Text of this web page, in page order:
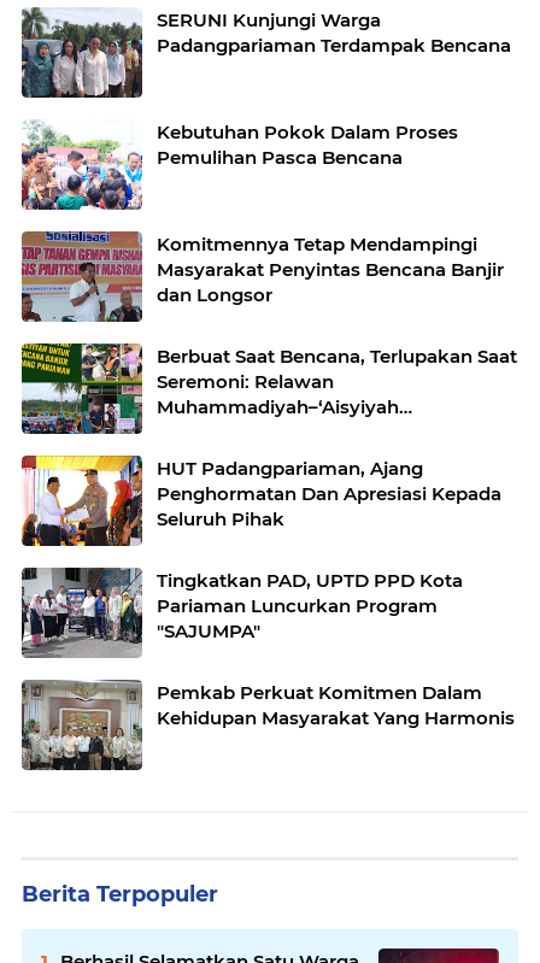
SERUNI Kunjungi Warga
Padangpariaman Terdampak Bencana
Kebutuhan Pokok Dalam Proses
Pemulihan Pasca Bencana
Komitmennya Tetap Mendampingi
Masyarakat Penyintas Bencana Banjir
dan Longsor
Berbuat Saat Bencana, Terlupakan Saat
Seremoni: Relawan
Muhammadiyah–‘Aisyiyah
Padang Pariaman
HUT Padangpariaman, Ajang
Penghormatan Dan Apresiasi Kepada
Seluruh Pihak
Tingkatkan PAD, UPTD PPD Kota
Pariaman Luncurkan Program
"SAJUMPA"
Pemkab Perkuat Komitmen Dalam
Kehidupan Masyarakat Yang Harmonis
Berita Terpopuler